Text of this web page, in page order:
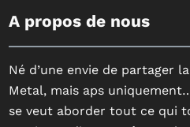
A propos de nous
Né d’une envie de partager
Metal, mais aps
se veut aborder tout ce qui